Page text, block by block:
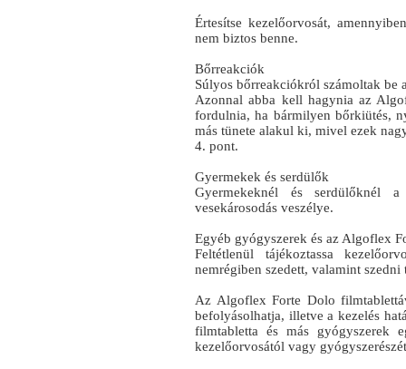
Értesítse kezelőorvosát,
nem biztos benne.
Bőrreakciók
Súlyos bőrreakciókról számoltak be
Azonnal abba kell hagynia az
fordulnia, ha bármilyen bőrkiütés,
más tünete alakul ki, mivel ezek
4. pont.
Gyermekek és serdülők
Gyermekeknél és serdülőknél
vesekárosodás veszélye.
Egyéb gyógyszerek és az Algoflex
Feltétlenül tájékoztassa
nemrégiben szedett, valamint
Az Algoflex Forte Dolo
befolyásolhatja, illetve a kezelés
filmtabletta és más gyógyszerek
kezelőorvosától vagy